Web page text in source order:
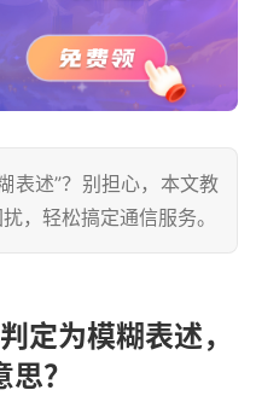
表述”？别担心，本文教
，轻松搞定通信服务。
定为模糊表述，
？